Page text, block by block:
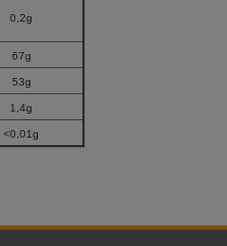
0,2g
67g
53g
1,4g
<0,01g